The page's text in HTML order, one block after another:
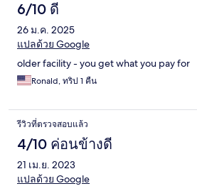
6/10 ดี
26 ม.ค. 2025
แปลด้วย Google
older facility - you get what you pay for
Ronald, ทริป 1 คืน
รีวิวที่ตรวจสอบแล้ว
4/10 ค่อนข้างดี
21 เม.ย. 2023
แปลด้วย Google